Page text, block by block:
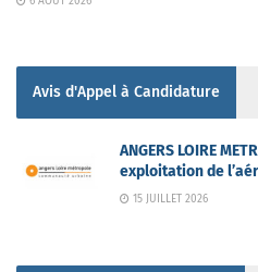
Avis d'Appel à Candidature
ANGERS LOIRE
exploitation de
15 JUILLET 2026